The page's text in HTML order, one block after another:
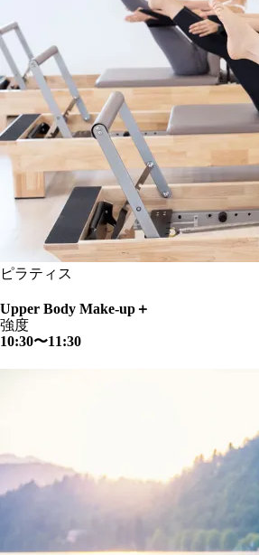
ピラティス
Upper Body Make-up＋
強度
10:30〜11:30